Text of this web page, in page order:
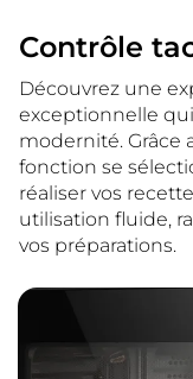
Contrôle
Découvrez une
exceptionnelle
modernité. Grâce
fonction se
réaliser vos
utilisation fluide,
vos préparations.